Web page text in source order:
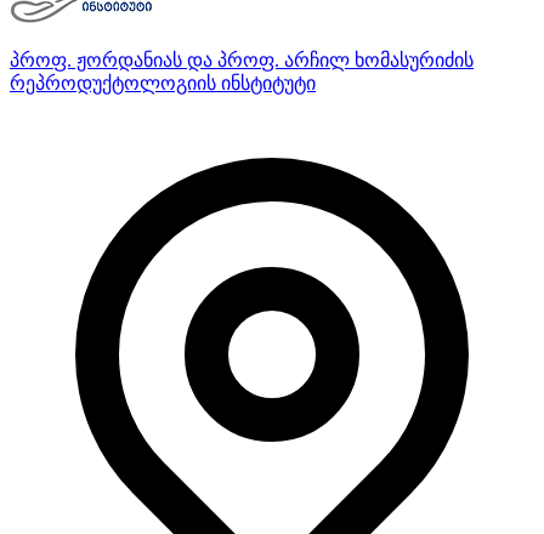
პროფ. ჟორდანიას და პროფ. არჩილ ხომასურიძის
რეპროდუქტოლოგიის ინსტიტუტი